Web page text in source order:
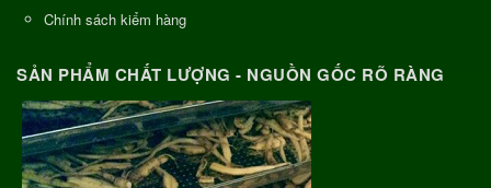
Chính sách kiểm hàng
SẢN PHẨM CHẤT LƯỢNG - NGUỒN GỐC RÕ RÀNG